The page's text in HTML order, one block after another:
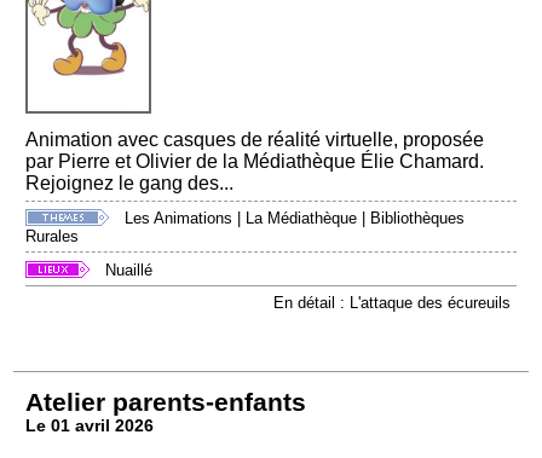
Animation avec casques de réalité virtuelle, proposée
par Pierre et Olivier de la Médiathèque Élie Chamard.
Rejoignez le gang des...
Les Animations La Médiathèque
Bibliothèques
Rurales
Nuaillé
En détail : L'attaque des écureuils
Atelier parents-enfants
Le 01 avril 2026